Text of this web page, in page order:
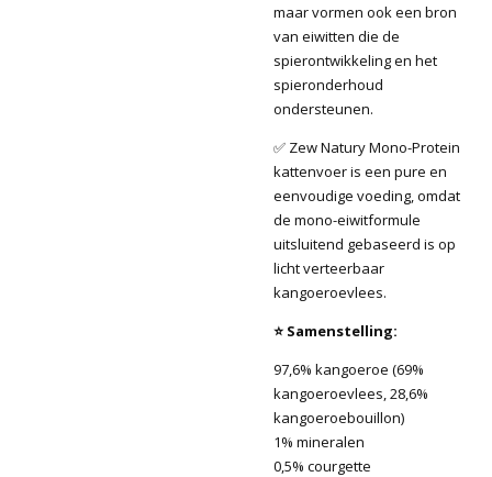
maar vormen ook een bron
van eiwitten die de
spierontwikkeling en het
spieronderhoud
ondersteunen.
✅ Zew Natury Mono-Protein
kattenvoer is een pure en
eenvoudige voeding, omdat
de mono-eiwitformule
uitsluitend gebaseerd is op
licht verteerbaar
kangoeroevlees.
⭐ Samenstelling:
97,6% kangoeroe (69%
kangoeroevlees, 28,6%
kangoeroebouillon)
1% mineralen
0,5% courgette